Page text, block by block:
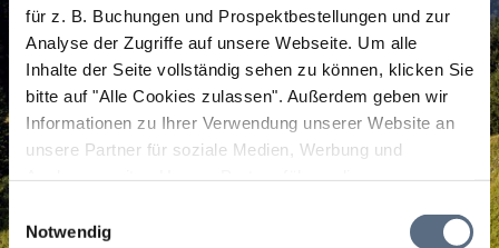
für z. B. Buchungen und Prospektbestellungen und zur
Analyse der Zugriffe auf unsere Webseite. Um alle
Inhalte der Seite vollständig sehen zu können, klicken Sie
bitte auf "Alle Cookies zulassen". Außerdem geben wir
Informationen zu Ihrer Verwendung unserer Website an
unsere Partner für soziale Medien, Werbung und
zusammen, die Sie ihnen bereitgestellt haben oder die
Einwilligungsauswahl
Notwendig